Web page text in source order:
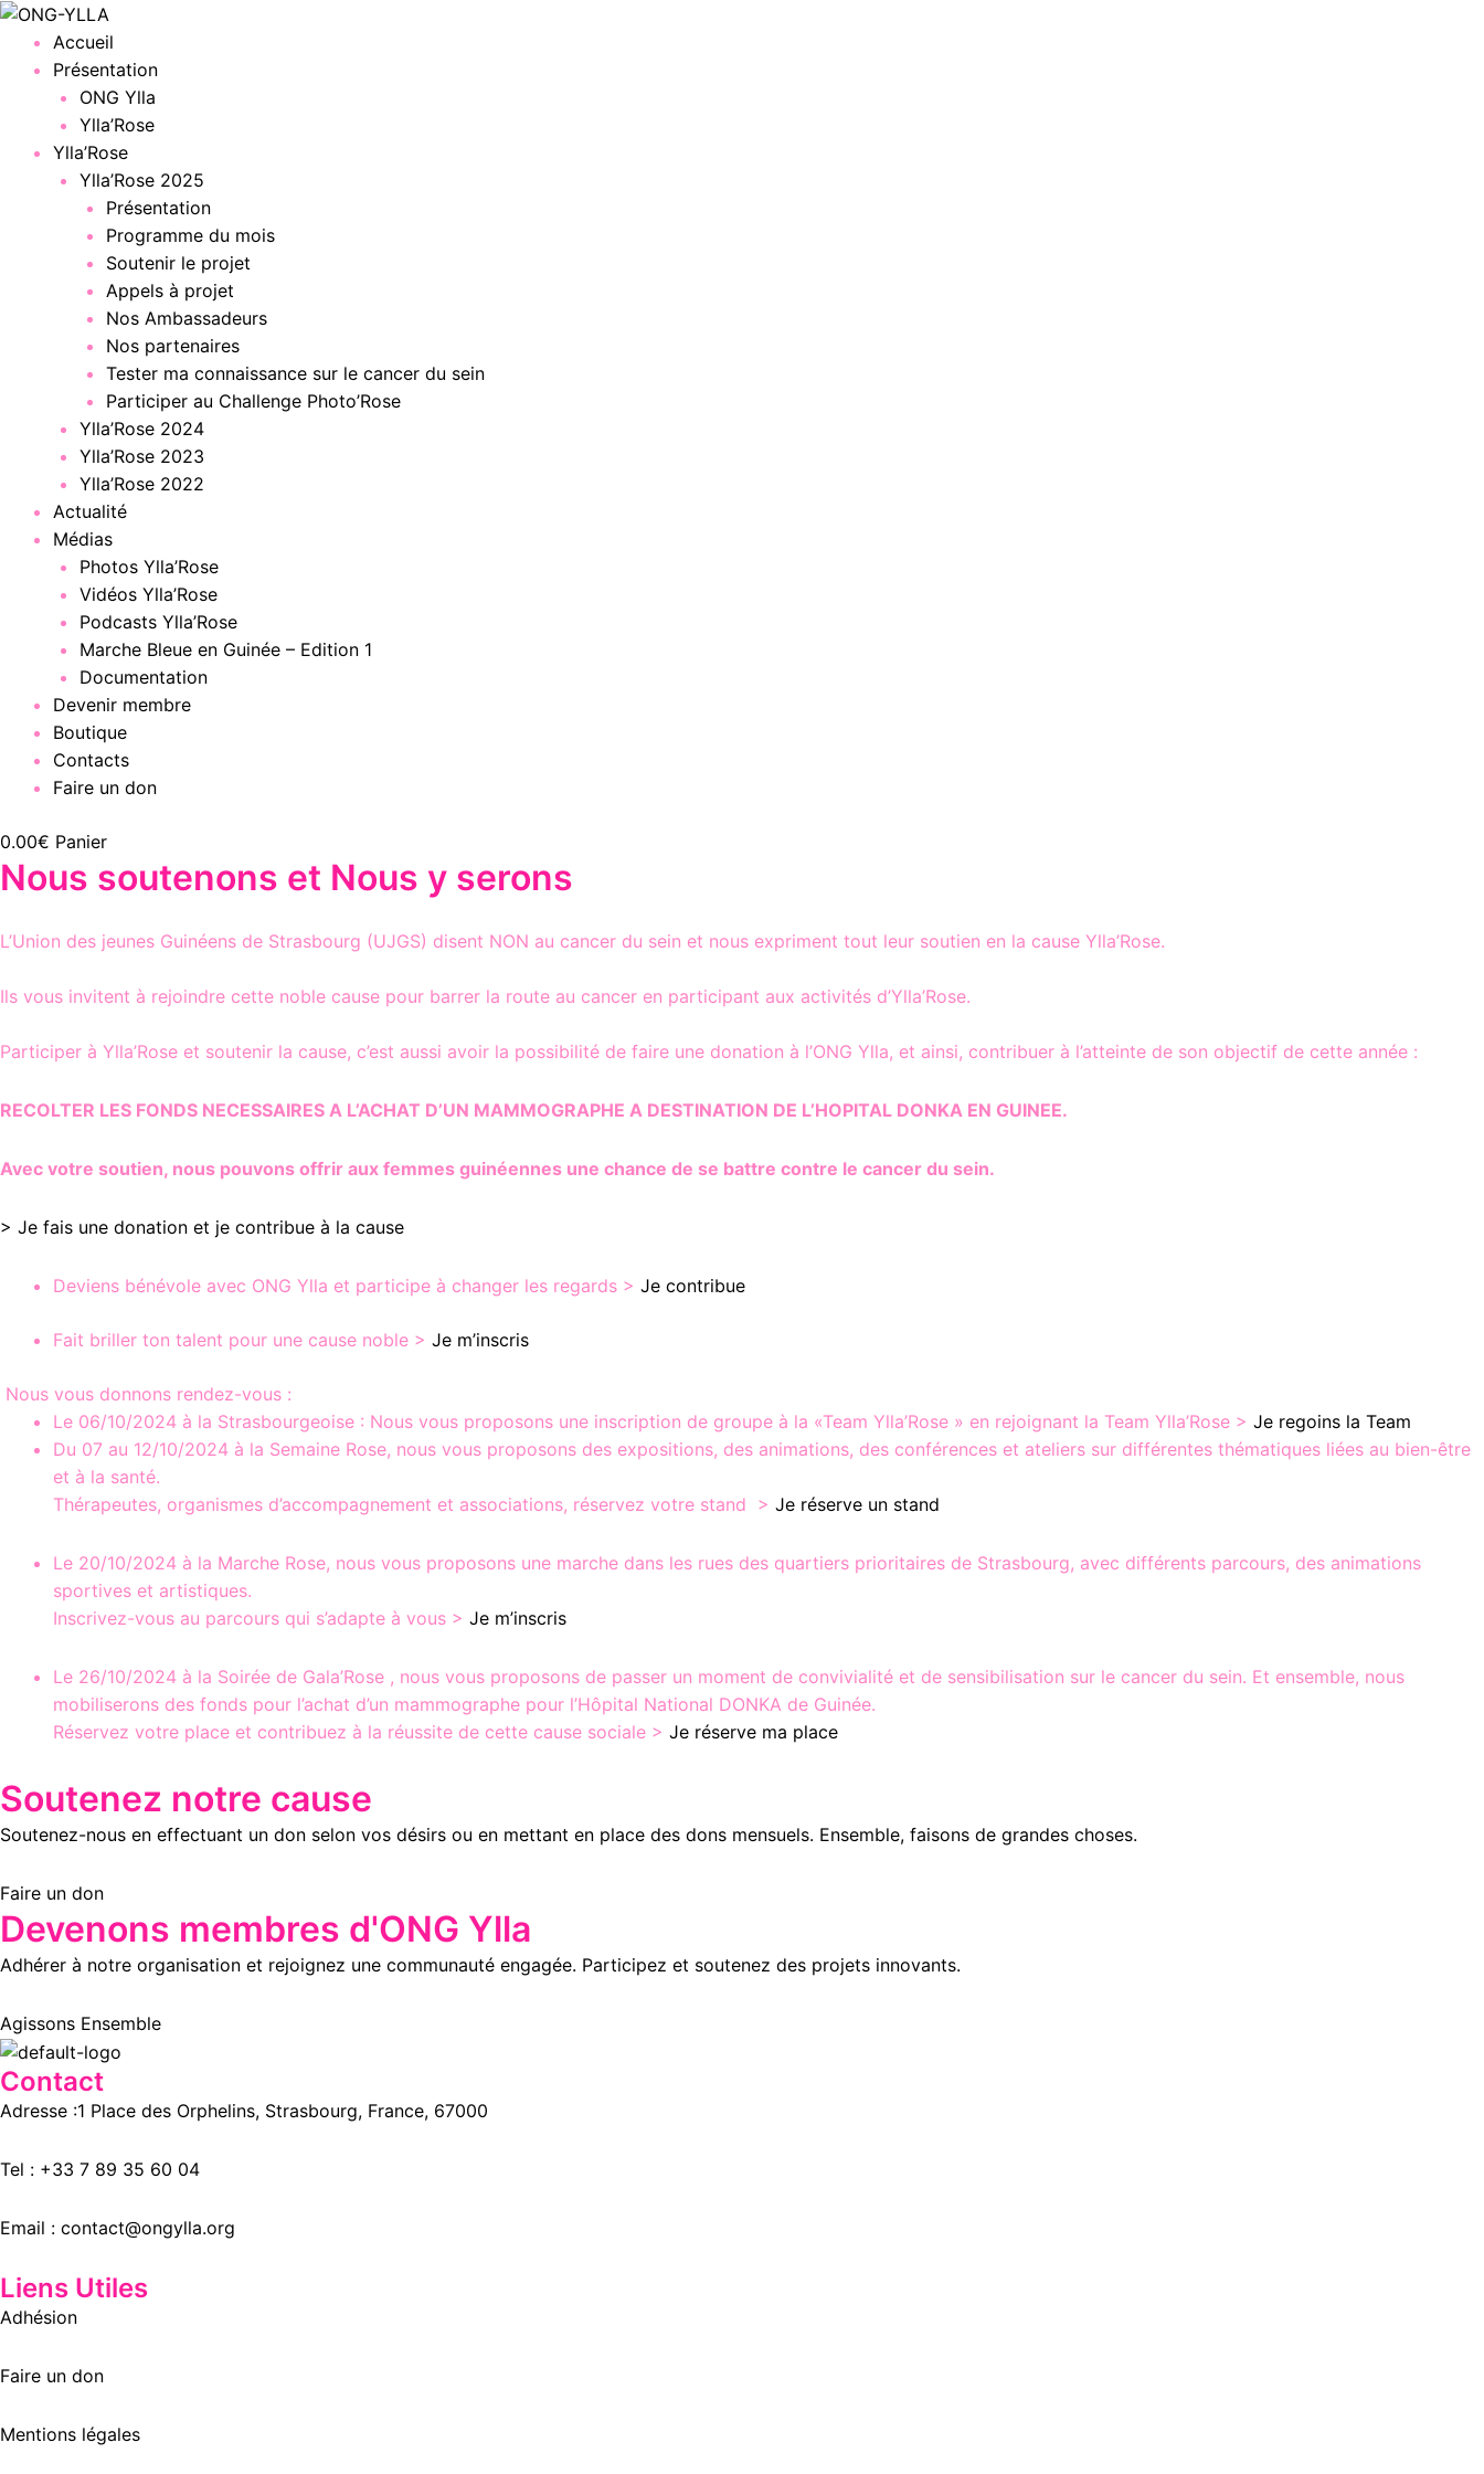
Menu Accueil
Présentation
ONG Ylla
Ylla’Rose
Ylla’Rose
Ylla’Rose 2025
Présentation
Programme du mois
Soutenir le projet
Appels à projet
Nos Ambassadeurs
Nos partenaires
Tester ma connaissance sur le cancer du sein
Participer au Challenge Photo’Rose
Ylla’Rose 2024
Ylla’Rose 2023
Ylla’Rose 2022
Actualité
Médias
Photos Ylla’Rose
Vidéos Ylla’Rose
Podcasts Ylla’Rose
Marche Bleue en Guinée – Edition 1
Documentation
Devenir membre
Boutique
Contacts
Faire un don
0.00€ Panier
Nous soutenons et Nous y serons
L’Union des jeunes Guinéens de Strasbourg (UJGS) disent NON au cancer du sein et nous expriment tout leur soutien en la cause Ylla’Rose.
Ils vous invitent à rejoindre cette noble cause pour barrer la route au cancer en participant aux activités d’Ylla’Rose.
Participer à Ylla’Rose et soutenir la cause, c’est aussi avoir la possibilité de faire une donation à l’ONG Ylla, et ainsi, contribuer à l’atteinte de son objectif de cette année :
RECOLTER LES FONDS NECESSAIRES A L’ACHAT D’UN MAMMOGRAPHE A DESTINATION DE L’HOPITAL DONKA EN GUINEE.
Avec votre soutien, nous pouvons offrir aux femmes guinéennes une chance de se battre contre le cancer du sein.
> Je fais une donation et je contribue à la cause
Deviens bénévole avec ONG Ylla et participe à changer les regards > Je contribue
Fait briller ton talent pour une cause noble > Je m’inscris
Nous vous donnons rendez-vous :
Le 06/10/2024 à la Strasbourgeoise : Nous vous proposons une inscription de groupe à la «Team Ylla’Rose » en rejoignant la Team Ylla’Rose > Je regoins la Team
Du 07 au 12/10/2024 à la Semaine Rose, nous vous proposons des expositions, des animations, des conférences et ateliers sur différentes thématiques liées au bien-être
et à la santé.
Thérapeutes, organismes d’accompagnement et associations, réservez votre stand > Je réserve un stand
Le 20/10/2024 à la Marche Rose, nous vous proposons une marche dans les rues des quartiers prioritaires de Strasbourg, avec différents parcours, des animations
sportives et artistiques.
Inscrivez-vous au parcours qui s’adapte à vous > Je m’inscris
Le 26/10/2024 à la Soirée de Gala’Rose , nous vous proposons de passer un moment de convivialité et de sensibilisation sur le cancer du sein. Et ensemble, nous
mobiliserons des fonds pour l’achat d’un mammographe pour l’Hôpital National DONKA de Guinée.
Réservez votre place et contribuez à la réussite de cette cause sociale > Je réserve ma place
Soutenez notre cause
Soutenez-nous en effectuant un don selon vos désirs ou en mettant en place des dons mensuels. Ensemble, faisons de grandes choses.
Faire un don
Devenons membres d'ONG Ylla
Adhérer à notre organisation et rejoignez une communauté engagée. Participez et soutenez des projets innovants.
Agissons Ensemble
Contact
Adresse :1 Place des Orphelins, Strasbourg, France, 67000
Tel : +33 7 89 35 60 04
Email : contact@ongylla.org
Liens Utiles
Adhésion
Faire un don
Mentions légales